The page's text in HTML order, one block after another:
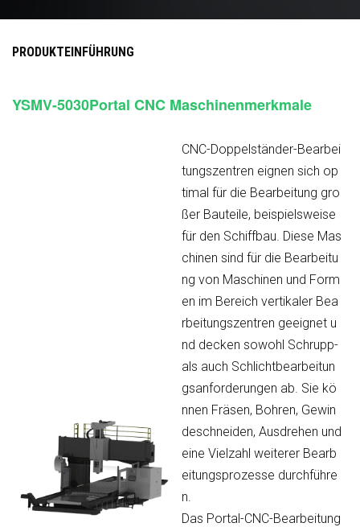
PRODUKTEINFÜHRUNG
YSMV-5030Portal CNC Maschinenmerkmale
CNC-Doppelständer-Bearbei
tungszentren eignen sich op
timal für die Bearbeitung gro
ßer Bauteile, beispielsweise
für den Schiffbau. Diese Mas
chinen sind für die Bearbeitu
ng von Maschinen und Form
en im Bereich vertikaler Bea
rbeitungszentren geeignet u
nd decken sowohl Schrupp-
als auch Schlichtbearbeitun
gsanforderungen ab. Sie kö
nnen Fräsen, Bohren, Gewin
deschneiden, Ausdrehen und
eine Vielzahl weiterer Bearb
eitungsprozesse durchführe
n.
Das Portal-CNC-Bearbeitung